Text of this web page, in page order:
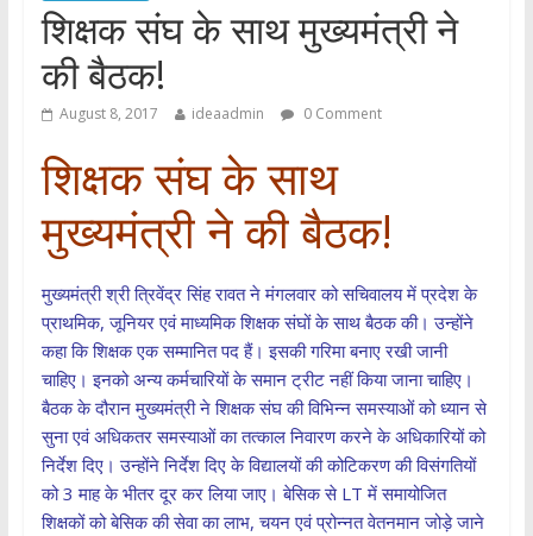
शिक्षक संघ के साथ मुख्यमंत्री ने
की बैठक!
August 8, 2017 ideaadmin 0 Comment
शिक्षक संघ के साथ
मुख्यमंत्री ने की बैठक!
मुख्यमंत्री श्री त्रिवेंद्र सिंह रावत ने मंगलवार को सचिवालय में प्रदेश के
प्राथमिक, जूनियर एवं माध्यमिक शिक्षक संघों के साथ बैठक की। उन्होंने
कहा कि शिक्षक एक सम्मानित पद हैं। इसकी गरिमा बनाए रखी जानी
चाहिए। इनको अन्य कर्मचारियों के समान ट्रीट नहीं किया जाना चाहिए।
बैठक के दौरान मुख्यमंत्री ने शिक्षक संघ की विभिन्न समस्याओं को ध्यान से
सुना एवं अधिकतर समस्याओं का तत्काल निवारण करने के अधिकारियों को
निर्देश दिए। उन्होंने निर्देश दिए के विद्यालयों की कोटिकरण की विसंगतियों
को 3 माह के भीतर दूर कर लिया जाए। बेसिक से LT में समायोजित
शिक्षकों को बेसिक की सेवा का लाभ, चयन एवं प्रोन्नत वेतनमान जोड़े जाने